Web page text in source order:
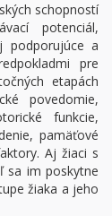
schopností
potenciál,
podporujúce a
pre
etapách
povedomie,
funkcie,
pamäťové
Aj žiaci s
sa im poskytne
žiaka a jeho